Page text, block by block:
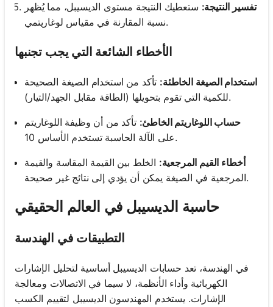
تفسير النتيجة: ستعطيك النتيجة مستوى الديسيبل، مما يُظهر
نسبة المقارنة في مقياس لوغاريتمي.
الأخطاء الشائعة التي يجب تجنبها
استخدام الصيغة الخاطئة: تأكد من استخدام الصيغة الصحيحة
للكمية التي تقوم بتحويلها (الطاقة مقابل الجهد/التيار).
حساب اللوغاريتم الخاطئ: تأكد من أن وظيفة اللوغاريتم
على الآلة الحاسبة تستخدم الأساس 10.
أخطاء القيم المرجعية: الخلط بين القيمة المقاسة والقيمة
المرجعية في الصيغة يمكن أن يؤدي إلى نتائج غير صحيحة.
حاسبة الديسيبل في العالم الحقيقي
التطبيقات في الهندسة
في الهندسة، تعد حسابات الديسيبل أساسية لتحليل الإشارات
الكهربائية وأداء الأنظمة، لا سيما في الاتصالات ومعالجة
الإشارات. يستخدم المهندسون الديسيبل لتقييم الكسب